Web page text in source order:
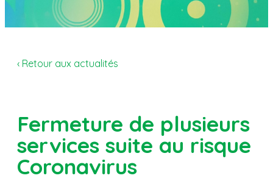
‹ Retour aux actualités
Fermeture de plusieurs
services suite au risque
Coronavirus